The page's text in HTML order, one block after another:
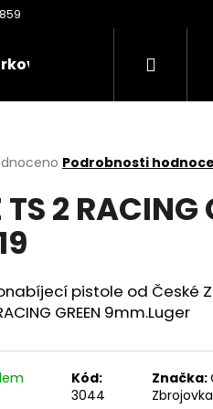
poukazy Oděvy
Hledat
Podrobnosti
2 RACING
pistole od České
GREEN 9mm.Luger
Kód:
3044
Značka:
Zbrojovka